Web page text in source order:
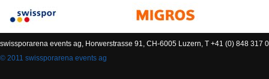
swissporarena events ag, Horwerstrasse 91, CH-6005 Luzern, T +41 (0) 848 317
© 2011 swissporarena events ag